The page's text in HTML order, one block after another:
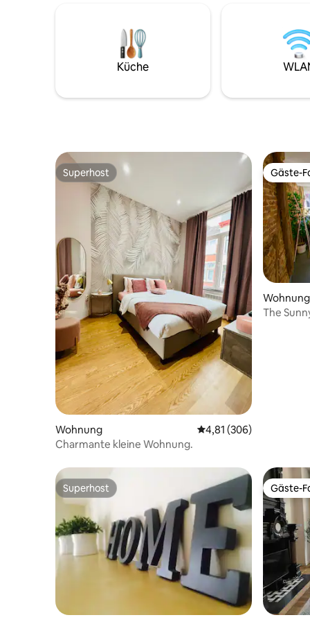
fängt maximale Sonne von spät morgens
bis spät abends ein. Sie ist ideal für Paare,
Solo-Abenteurer und
Geschäftsreisende. Dies ist nicht mein
Zeiten!! Schlüsselwörter: Ruhig, sonnig,
🚿
haben
privaten
für
Küche
Superhost
Superhost
Wohnung Durchschnittliche
4,81 (306)
Charmante kleine Wohnung.
Gäste-
Gäste-
Wohnung
The
Superhost
Superhost Gäste-
Gäste-